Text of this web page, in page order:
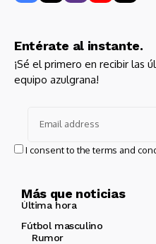
Entérate al instante.
¡Sé el primero en recibir las
equipo azulgrana!
I consent to the terms and
Más que noticias
Última hora
Fútbol masculino
Rumor